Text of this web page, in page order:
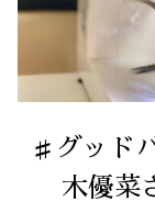
♯グッド
木優菜